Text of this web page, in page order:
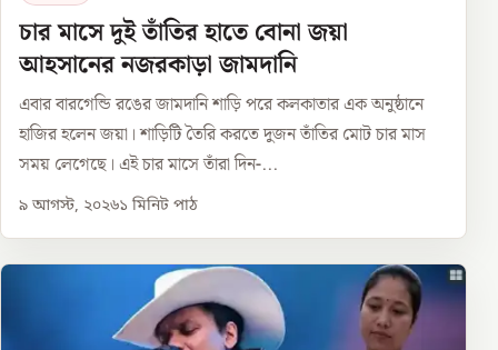
চার মাসে দুই তাঁতির হাতে বোনা জয়া
আহসানের নজরকাড়া জামদানি
এবার বারগেন্ডি রঙের জামদানি শাড়ি পরে কলকাতার এক অনুষ্ঠানে
হাজির হলেন জয়া। শাড়িটি তৈরি করতে দুজন তাঁতির মোট চার মাস
সময় লেগেছে। এই চার মাসে তাঁরা দিন-...
৯ আগস্ট, ২০২৬১ মিনিট পাঠ